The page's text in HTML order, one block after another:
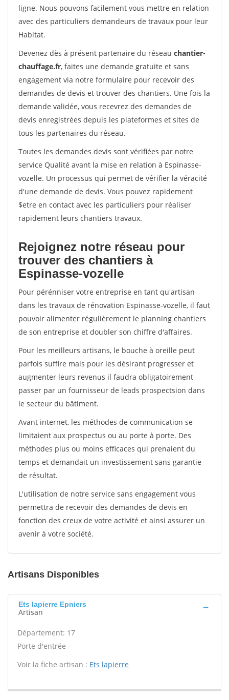
ligne. Nous pouvons facilement vous mettre en relation
avec des particuliers demandeurs de travaux pour leur
Habitat.
Devenez dès à présent partenaire du réseau chantier-
chauffage.fr, faites une demande gratuite et sans
engagement via notre formulaire pour recevoir des
demandes de devis et trouver des chantiers. Une fois la
demande validée, vous recevrez des demandes de
devis enregistrées depuis les plateformes et sites de
tous les partenaires du réseau.
Toutes les demandes devis sont vérifiées par notre
service Qualité avant la mise en relation à Espinasse-
vozelle. Un processus qui permet de vérifier la véracité
d'une demande de devis. Vous pouvez rapidement
$etre en contact avec les particuliers pour réaliser
rapidement leurs chantiers travaux.
Rejoignez notre réseau pour
trouver des chantiers à
Espinasse-vozelle
Pour pérénniser votre entreprise en tant qu'artisan
dans les travaux de rénovation Espinasse-vozelle, il faut
pouvoir alimenter régulièrement le planning chantiers
de son entreprise et doubler son chiffre d'affaires.
Pour les meilleurs artisans, le bouche à oreille peut
parfois suffire mais pour les désirant progresser et
augmenter leurs revenus il faudra obligatoirement
passer par un fournisseur de leads prospectsion dans
le secteur du bâtiment.
Avant internet, les méthodes de communication se
limitaient aux prospectus ou au porte à porte. Des
méthodes plus ou moins efficaces qui prenaient du
temps et demandait un investissement sans garantie
de résultat.
L'utilisation de notre service sans engagement vous
permettra de recevoir des demandes de devis en
fonction des creux de votre activité et ainsi assurer un
avenir à votre société.
Artisans Disponibles
Ets lapierre Epniers
Artisan
Département: 17
Porte d'entrée -
Voir la fiche artisan : Ets lapierre